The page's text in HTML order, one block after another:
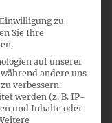
zu
Sie Ihre
auf unserer
andere uns
verbessern.
werden (z. B. IP-
und Inhalte oder